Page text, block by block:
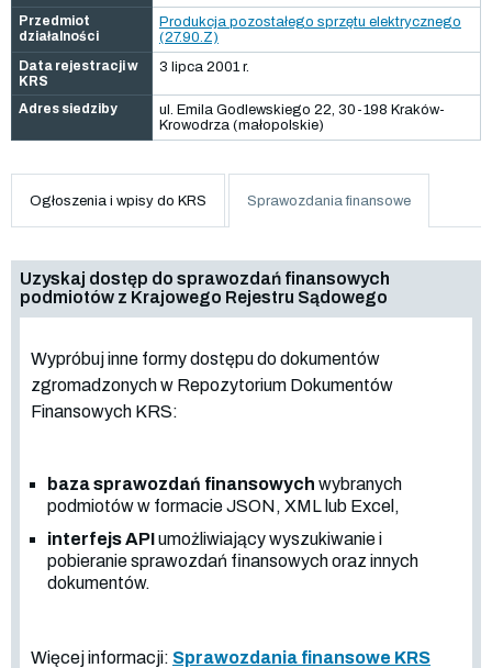
Przedmiot
działalności
Produkcja pozostałego sprzętu elektrycznego
(27.90.Z)
Data rejestracji w
KRS
3 lipca 2001 r.
Adres siedziby
ul. Emila Godlewskiego 22, 30-198 Kraków-
Krowodrza (małopolskie)
Ogłoszenia i wpisy do KRS Sprawozdania finansowe
Uzyskaj dostęp do sprawozdań finansowych
podmiotów z Krajowego Rejestru Sądowego
Wypróbuj inne formy dostępu do dokumentów
zgromadzonych w Repozytorium Dokumentów
Finansowych KRS:
baza sprawozdań finansowych wybranych
podmiotów w formacie JSON, XML lub Excel,
interfejs APIumożliwiający wyszukiwanie i
pobieranie sprawozdań finansowych oraz innych
dokumentów.
Więcej informacji: Sprawozdania finansowe KRS